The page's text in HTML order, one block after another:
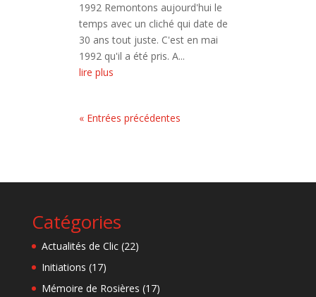
1992 Remontons aujourd'hui le
temps avec un cliché qui date de
30 ans tout juste. C'est en mai
1992 qu'il a été pris. A...
lire plus
« Entrées précédentes
Catégories
Actualités de Clic(22)
Initiations (17)
Mémoire de Rosières (17)